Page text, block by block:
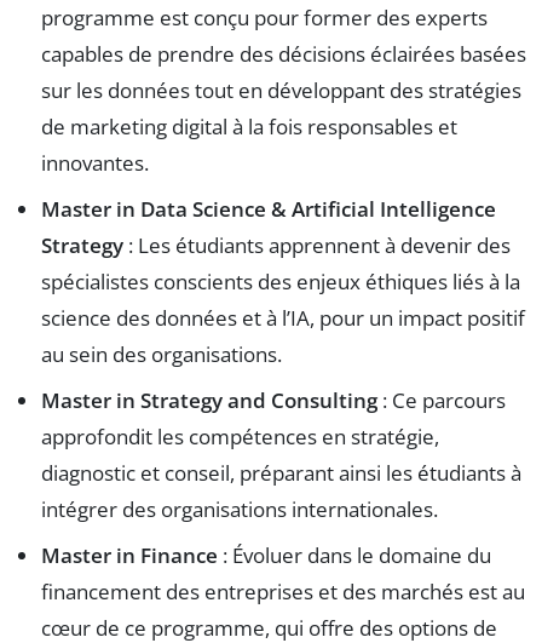
programme est conçu pour former des experts
capables de prendre des décisions éclairées basées
sur les données tout en développant des stratégies
de marketing digital à la fois responsables et
innovantes.
Master in Data Science & Artificial Intelligence
Strategy : Les étudiants apprennent à devenir des
spécialistes conscients des enjeux éthiques liés à la
science des données et à l’IA, pour un impact positif
au sein des organisations.
Master in Strategy and Consulting: Ce parcours
approfondit les compétences en stratégie,
diagnostic et conseil, préparant ainsi les étudiants à
intégrer des organisations internationales.
Master in Finance : Évoluer dans le domaine du
financement des entreprises et des marchés est au
cœur de ce programme, qui offre des options de